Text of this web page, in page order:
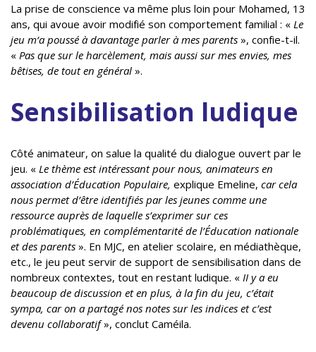
La prise de conscience va même plus loin pour Mohamed, 13
ans, qui avoue avoir modifié son comportement familial : « Le
jeu m‘a poussé à davantage parler à mes parents », confie-t-il.
« Pas que sur le harcèlement, mais aussi sur mes envies, mes
bêtises, de tout en général ».
Sensibilisation ludique
Côté animateur, on salue la qualité du dialogue ouvert par le
jeu. « Le thème est intéressant pour nous, animateurs en
association d’Éducation Populaire, explique Emeline, car cela
nous permet d’être identifiés par les jeunes comme une
ressource auprès de laquelle s’exprimer sur ces
problématiques, en complémentarité de l’Éducation nationale
et des parents ». En MJC, en atelier scolaire, en médiathèque,
etc., le jeu peut servir de support de sensibilisation dans de
nombreux contextes, tout en restant ludique. « II y a eu
beaucoup de discussion et en plus, à la fin du jeu, c’était
sympa, car on a partagé nos notes sur les indices et c’est
devenu collaboratif», conclut Caméila.